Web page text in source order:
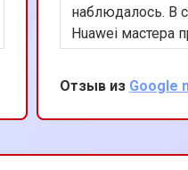
наблюдалось. В
Huawei мастера
комплексную
неисправность
как
чего заменили
цена и качество
Отзыв из Google